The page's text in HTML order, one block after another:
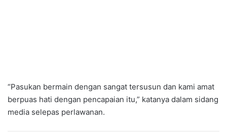
“Pasukan bermain dengan sangat tersusun dan kami amat
berpuas hati dengan pencapaian itu,” katanya dalam sidang
media selepas perlawanan.